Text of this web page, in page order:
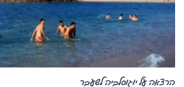
הרצאה על יוגוסלביה לשעבר